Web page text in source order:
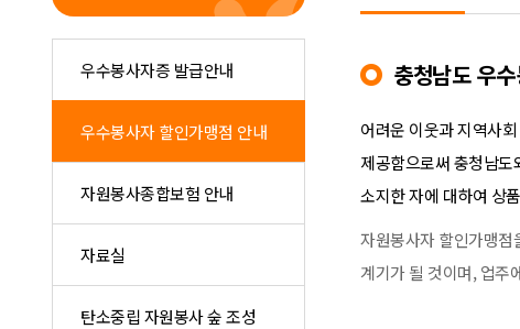
우수봉사자증 발급안내
우수봉사자 할인가맹점 안내
자원봉사종합보험 안내
자료실
탄소중립 자원봉사 숲 조성
충청남도 우
어려운 이웃과 지역사
제공함으로써 충청남
소지한 자에 대하여 상
자원봉사자 할인가맹점
계기가 될 것이며, 업주